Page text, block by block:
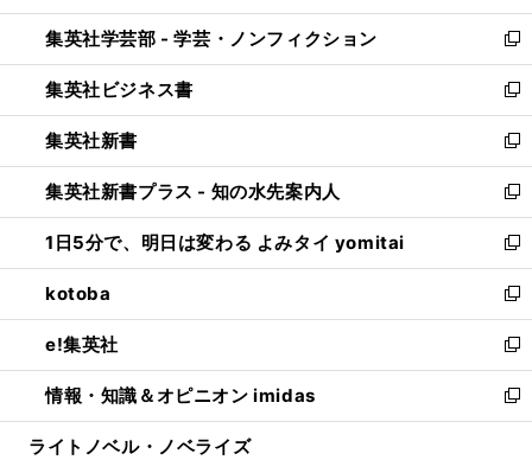
開
く
ウ
で
開
く
ン
ド
ウ
で
開
く
ウ
ィ
ン
ド
ウ
で
開
く
集英社学芸部 - 学芸・ノンフィクション
新
し
い
ウ
ィ
ン
ド
ウ
で
開
く
集英社ビジネス書
新
し
い
ウ
ィ
ン
ド
ウ
で
開
く
集英社新書
新
し
い
ウ
ィ
ン
ド
ウ
で
開
く
集英社新書プラス - 知の水先案内人
新
し
い
ウ
ィ
ン
ド
ウ
で
開
1日5分で、明日は変わる よみタイ yomitai
新
し
い
ウ
ィ
ン
ド
ウ
kotoba
新
し
い
ウ
ィ
ン
e!集英社
新
し
い
ウ
情報・知識＆オピニオン imidas
新
し
ライトノベル・ノベライズ